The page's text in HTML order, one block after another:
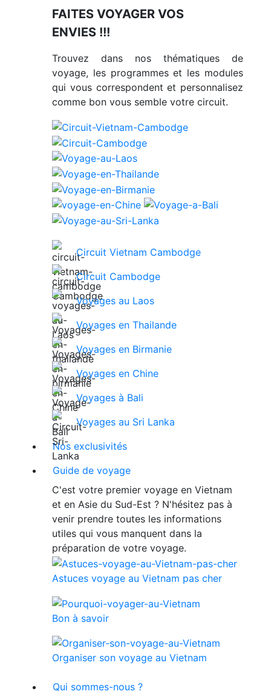
FAITES VOYAGER VOS
ENVIES !!!
Trouvez dans nos thématiques de
voyage, les programmes et les modules
qui vous correspondent et personnalisez
comme bon vous semble votre circuit.
Circuit Vietnam Cambodge
Circuit Cambodge
Voyages au Laos
Voyages en Thailande
Voyages en Birmanie
Voyages en Chine
Voyages à Bali
Voyages au Sri Lanka
Nos exclusivités
Guide de voyage
C'est votre premier voyage en Vietnam
et en Asie du Sud-Est ? N'hésitez pas à
venir prendre toutes les informations
utiles qui vous manquent dans la
préparation de votre voyage.
Astuces voyage au Vietnam pas cher
Bon à savoir
Organiser son voyage au Vietnam
Qui sommes-nous ?